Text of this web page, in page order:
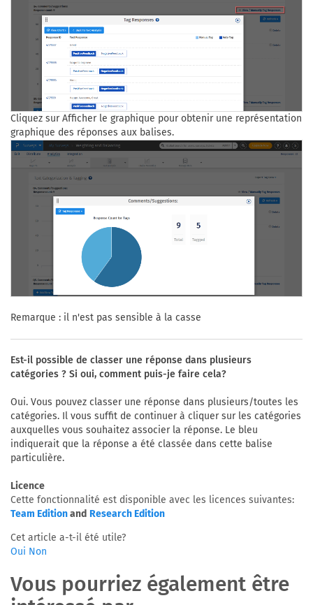
Cliquez sur Afficher le graphique pour obtenir une représentation
graphique des réponses aux balises.
Remarque : il n'est pas sensible à la casse
Est-il possible de classer une réponse dans plusieurs
catégories ? Si oui, comment puis-je faire cela?
Oui. Vous pouvez classer une réponse dans plusieurs/toutes les
catégories. Il vous suffit de continuer à cliquer sur les catégories
auxquelles vous souhaitez associer la réponse. Le bleu
indiquerait que la réponse a été classée dans cette balise
particulière.
Licence
Cette fonctionnalité est disponible avec les licences suivantes:
Team Editionand Research Edition
Cet article a-t-il été utile?
Oui Non
Vous pourriez également être